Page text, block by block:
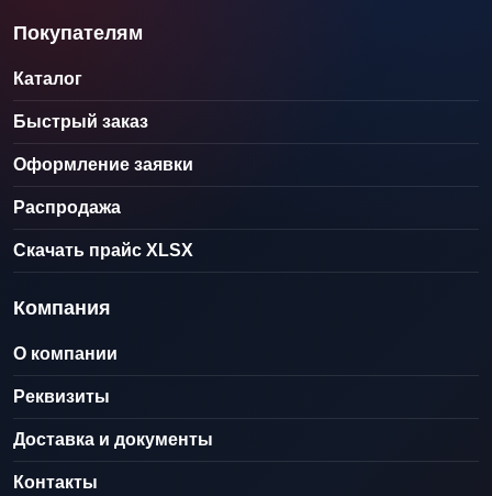
Покупателям
Каталог
Быстрый заказ
Оформление заявки
Распродажа
Скачать прайс XLSX
Компания
О компании
Реквизиты
Доставка и документы
Контакты